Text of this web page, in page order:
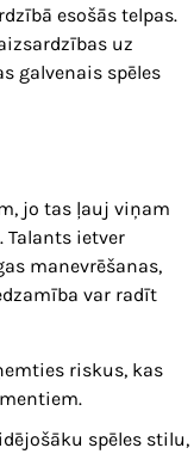
esošās telpas.
uz
galvenais spēles
jo tas ļauj viņam
Talants ietver
manevrēšanas,
var radīt
riskus, kas
spēles stilu,